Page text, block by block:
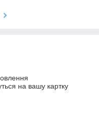
на вашу картку